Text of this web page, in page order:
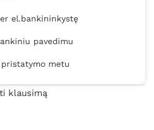
el.bankininkystę
pavedimu
metu
klausimą